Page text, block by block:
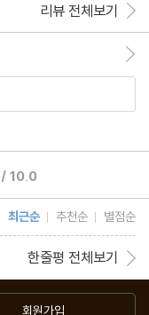
리뷰 전체보기
/ 10.0
최근순 추천순 별점순
한줄평 전체보기
회원가입